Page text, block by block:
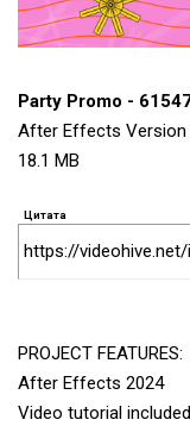
Party Promo -
After Effects Version
18.1 MB
Цитата
https://
PROJECT FEATURES:
After Effects 2024
Video tutorial included